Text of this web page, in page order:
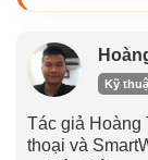
Kỹ
Tác giả Hoàng
thoại và